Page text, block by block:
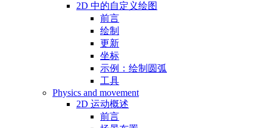
2D 中的自定义绘图
前言
绘制
更新
坐标
示例：绘制圆弧
工具
Physics and movement
2D 运动概述
前言